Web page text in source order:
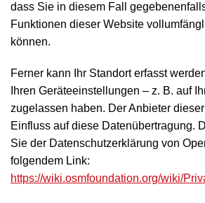
dass Sie in diesem Fall
Funktionen dieser Website
können.
Ferner kann Ihr Standort erfasst
Ihren Geräteeinstellungen – z. B. auf
zugelassen haben. Der Anbieter
Einfluss auf diese Datenübertragung.
Sie der Datenschutzerklärung von
folgendem Link:
https://wiki.osmfoundation.org/wiki/